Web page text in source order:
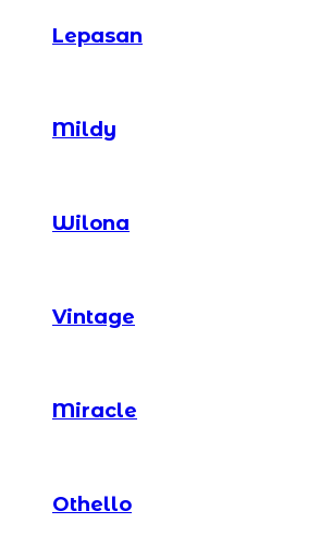
Lepasan
Mildy
Wilona
Vintage
Miracle
Othello